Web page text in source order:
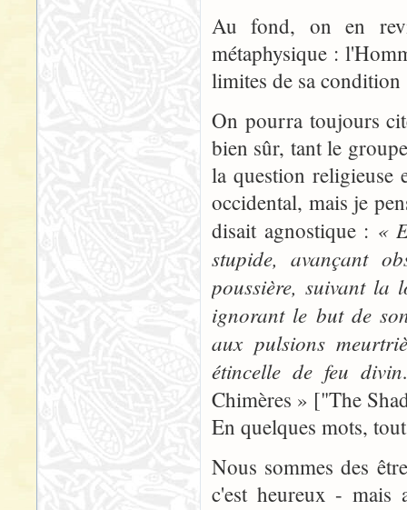
Au fond, on en
métaphysique :
limites de sa condition
On pourra toujours
bien sûr, tant le
la question religieuse
occidental, mais je
disait agnostique : «
stupide, avançant
poussière, suivant la
ignorant le but de
aux pulsions
étincelle de feu
Chimères » ["The
En quelques mots,
Nous sommes des
c'est heureux - mais